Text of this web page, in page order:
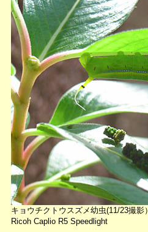
キョウチクトウスズメ幼虫(11/23撮影）
Ricoh Caplio R5 Speedlight